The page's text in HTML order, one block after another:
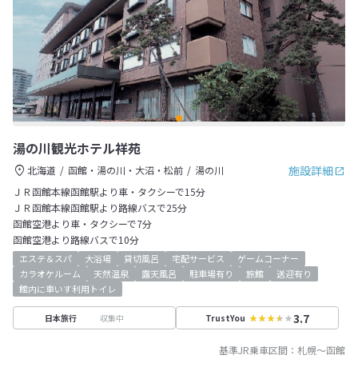
湯の川観光ホテル祥苑
施設詳細
北海道 函館・湯の川・大沼・松前
湯の川
ＪＲ函館本線函館駅より車・タクシーで15分
ＪＲ函館本線函館駅より路線バスで25分
函館空港より車・タクシーで7分
函館空港より路線バスで10分
エステ＆スパ 大浴場 貸切風呂 宅配サービス
ゲームコーナー
カラオケルーム
天然温泉 露天風呂 駐車場有り 旅館
送迎有り
館内に車いす利用トイレ
日本旅行 収集中 TrustYou 3.7
基準JR乗車区間： 札幌～函館